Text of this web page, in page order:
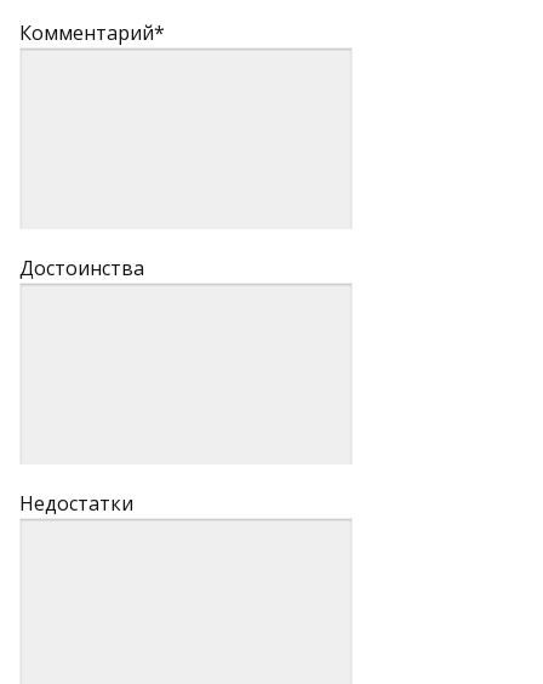
Комментарий*
Достоинства
Недостатки